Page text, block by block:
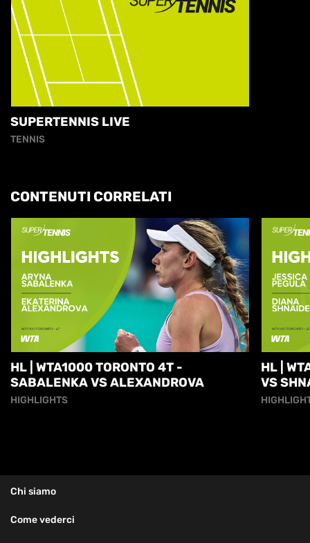
SUPERTENNIS LIVE
TENNIS
CONTENUTI CORRELATI
HL | WTA1000 TORONTO 4T -
SABALENKA VS ALEXANDROVA
HIGHLIGHTS
HL |
VS
Chi siamo
Come vederci